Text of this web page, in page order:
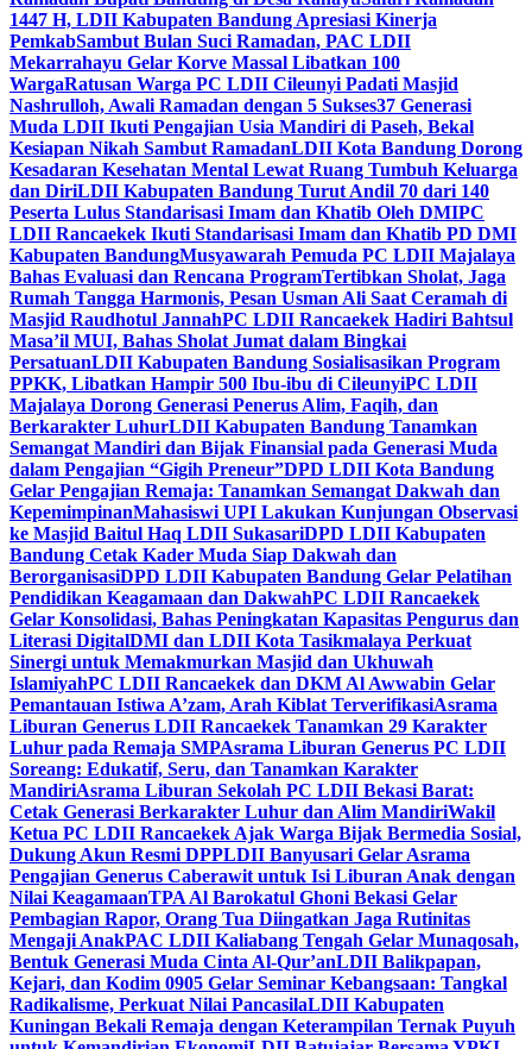
1447 H, LDII Kabupaten Bandung Apresiasi Kinerja
PemkabSambut Bulan Suci Ramadan, PAC LDII
Mekarrahayu Gelar Korve Massal Libatkan 100
WargaRatusan Warga PC LDII Cileunyi Padati Masjid
Nashrulloh, Awali Ramadan dengan 5 Sukses37 Generasi
Muda LDII Ikuti Pengajian Usia Mandiri di Paseh, Bekal
Kesiapan Nikah Sambut RamadanLDII Kota Bandung Dorong
Kesadaran Kesehatan Mental Lewat Ruang Tumbuh Keluarga
dan DiriLDII Kabupaten Bandung Turut Andil 70 dari 140
Peserta Lulus Standarisasi Imam dan Khatib Oleh DMIPC
LDII Rancaekek Ikuti Standarisasi Imam dan Khatib PD DMI
Kabupaten BandungMusyawarah Pemuda PC LDII Majalaya
Bahas Evaluasi dan Rencana ProgramTertibkan Sholat, Jaga
Rumah Tangga Harmonis, Pesan Usman Ali Saat Ceramah di
Masjid Raudhotul JannahPC LDII Rancaekek Hadiri Bahtsul
Masa’il MUI, Bahas Sholat Jumat dalam Bingkai
PersatuanLDII Kabupaten Bandung Sosialisasikan Program
PPKK, Libatkan Hampir 500 Ibu-ibu di CileunyiPC LDII
Majalaya Dorong Generasi Penerus Alim, Faqih, dan
Berkarakter LuhurLDII Kabupaten Bandung Tanamkan
Semangat Mandiri dan Bijak Finansial pada Generasi Muda
dalam Pengajian “Gigih Preneur”DPD LDII Kota Bandung
Gelar Pengajian Remaja: Tanamkan Semangat Dakwah dan
KepemimpinanMahasiswi UPI Lakukan Kunjungan Observasi
ke Masjid Baitul Haq LDII SukasariDPD LDII Kabupaten
Bandung Cetak Kader Muda Siap Dakwah dan
BerorganisasiDPD LDII Kabupaten Bandung Gelar Pelatihan
Pendidikan Keagamaan dan DakwahPC LDII Rancaekek
Gelar Konsolidasi, Bahas Peningkatan Kapasitas Pengurus dan
Literasi DigitalDMI dan LDII Kota Tasikmalaya Perkuat
Sinergi untuk Memakmurkan Masjid dan Ukhuwah
IslamiyahPC LDII Rancaekek dan DKM Al Awwabin Gelar
Pemantauan Istiwa A’zam, Arah Kiblat TerverifikasiAsrama
Liburan Generus LDII Rancaekek Tanamkan 29 Karakter
Luhur pada Remaja SMPAsrama Liburan Generus PC LDII
Soreang: Edukatif, Seru, dan Tanamkan Karakter
MandiriAsrama Liburan Sekolah PC LDII Bekasi Barat:
Cetak Generasi Berkarakter Luhur dan Alim MandiriWakil
Ketua PC LDII Rancaekek Ajak Warga Bijak Bermedia Sosial,
Dukung Akun Resmi DPPLDII Banyusari Gelar Asrama
Pengajian Generus Caberawit untuk Isi Liburan Anak dengan
Nilai KeagamaanTPA Al Barokatul Ghoni Bekasi Gelar
Pembagian Rapor, Orang Tua Diingatkan Jaga Rutinitas
Mengaji AnakPAC LDII Kaliabang Tengah Gelar Munaqosah,
Bentuk Generasi Muda Cinta Al-Qur’anLDII Balikpapan,
Kejari, dan Kodim 0905 Gelar Seminar Kebangsaan: Tangkal
Radikalisme, Perkuat Nilai PancasilaLDII Kabupaten
Kuningan Bekali Remaja dengan Keterampilan Ternak Puyuh